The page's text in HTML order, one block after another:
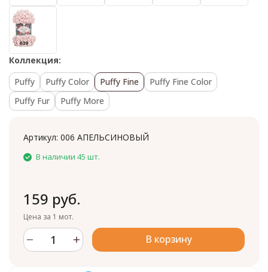
Коллекция:
Puffy
Puffy Color Puffy Fine
Puffy Fine Color
Puffy Fur
Puffy More
Артикул: 006 АПЕЛЬСИНОВЫЙ
В наличии 45 шт.
159 руб.
Цена за 1 мот.
В корзину